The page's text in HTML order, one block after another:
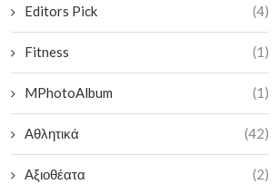
Editors Pick (4)
Fitness (1)
MPhotoAlbum (1)
Αθλητικά (42)
Αξιοθέατα (2)